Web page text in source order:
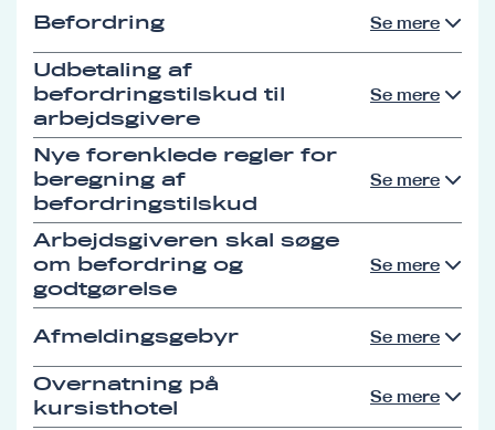
Befordring Se mere
Udbetaling af
befordringstilskud til
arbejdsgivere
Se mere
Nye forenklede regler for
beregning af
befordringstilskud
Se mere
Arbejdsgiveren skal søge
om befordring og
godtgørelse
Se mere
Afmeldingsgebyr Se mere
Overnatning på
kursisthotel
Se mere